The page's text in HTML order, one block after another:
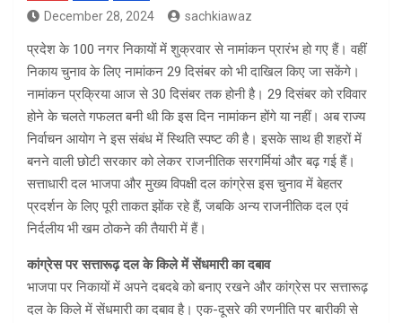
December 28, 2024 sachkiawaz
प्रदेश के 100 नगर निकायों में शुक्रवार से नामांकन प्रारंभ हो गए हैं। वहीं
निकाय चुनाव के लिए नामांकन 29 दिसंबर को भी दाखिल किए जा सकेंगे।
नामांकन प्रक्रिया आज से 30 दिसंबर तक होनी है। 29 दिसंबर को रविवार
होने के चलते गफलत बनी थी कि इस दिन नामांकन होंगे या नहीं। अब राज्य
निर्वाचन आयोग ने इस संबंध में स्थिति स्पष्ट की है। इसके साथ ही शहरों में
बनने वाली छोटी सरकार को लेकर राजनीतिक सरगर्मियां और बढ़ गई हैं।
सत्ताधारी दल भाजपा और मुख्य विपक्षी दल कांग्रेस इस चुनाव में बेहतर
प्रदर्शन के लिए पूरी ताकत झोंक रहे हैं, जबकि अन्य राजनीतिक दल एवं
निर्दलीय भी खम ठोकने की तैयारी में हैं।
कांग्रेस पर सत्तारूढ़ दल के किले में सेंधमारी का दबाव
भाजपा पर निकायों में अपने दबदबे को बनाए रखने और कांग्रेस पर सत्तारूढ़
दल के किले में सेंधमारी का दबाव है। एक-दूसरे की रणनीति पर बारीकी से